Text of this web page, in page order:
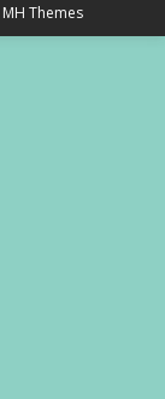
MH Themes